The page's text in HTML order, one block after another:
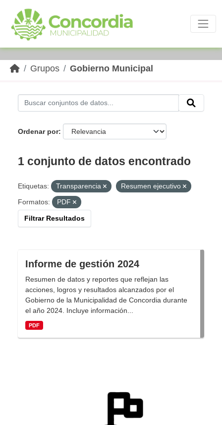
Grupos Gobierno Municipal
Ordenar por
1 conjunto de datos encontrado
Etiquetas: Transparencia
Resumen ejecutivo
Formatos:
PDF
Filtrar Resultados
Informe de gestión 2024
Resumen de datos y reportes que reflejan las
acciones, logros y resultados alcanzados por el
Gobierno de la Municipalidad de Concordia durante
el año 2024. Incluye información...
PDF